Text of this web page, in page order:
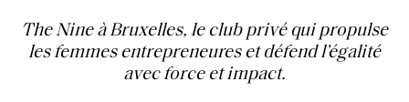
The Nine à Bruxelles, le club privé qui propulse
les femmes entrepreneures et défend l’égalité
avec force et impact.